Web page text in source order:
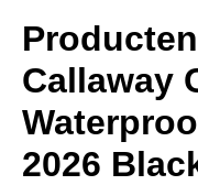
Callaway
2026